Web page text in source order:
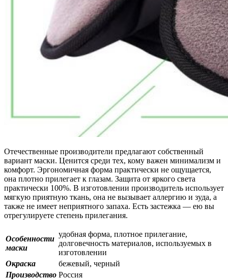
Отечественные производители предлагают собственный
вариант маски. Ценится среди тех, кому важен минимализм и
комфорт. Эргономичная форма практически не ощущается,
она плотно прилегает к глазам. Защита от яркого света
практически 100%. В изготовлении производитель использует
мягкую приятную ткань, она не вызывает аллергию и зуда, а
также не имеет неприятного запаха. Есть застежка — ею вы
отрегулируете степень прилегания.
Особенности
маски
удобная форма, плотное прилегание,
долговечность материалов, используемых в
изготовлении
Окраска
бежевый, черный
Производство Россия